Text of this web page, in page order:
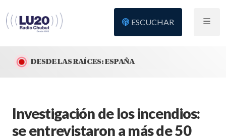
ESCUCHAR
DESDE LAS RAÍCES: ESPAÑA
Investigación de los incendios:
se entrevistaron a más de 50